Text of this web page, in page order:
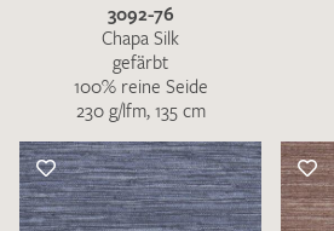
3092-76
Chapa Silk
gefärbt
100% reine Seide
230 g/lfm, 135 cm